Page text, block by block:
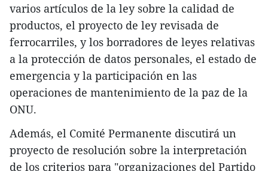
varios artículos de la ley sobre la calidad de
productos, el proyecto de ley revisada de
ferrocarriles, y los borradores de leyes relativas
a la protección de datos personales, el estado de
emergencia y la participación en las
operaciones de mantenimiento de la paz de la
ONU.
Además, el Comité Permanente discutirá un
proyecto de resolución sobre la interpretación
de los criterios para "organizaciones del Partido